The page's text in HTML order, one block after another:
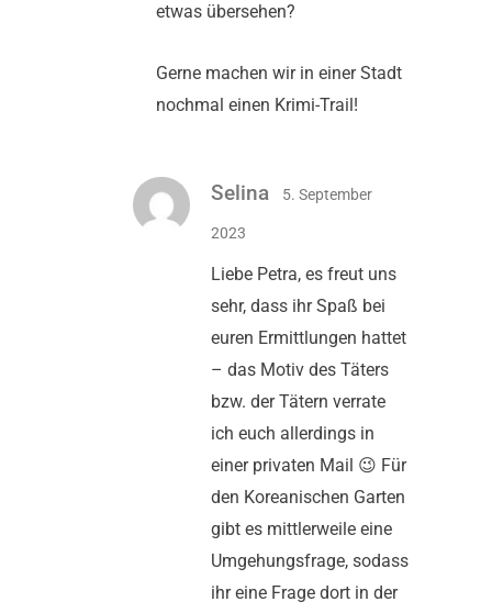
etwas übersehen?
Gerne machen wir in einer Stadt
nochmal einen Krimi-Trail!
Selina 5. September
2023
Liebe Petra, es freut uns
sehr, dass ihr Spaß bei
euren Ermittlungen hattet
– das Motiv des Täters
bzw. der Tätern verrate
ich euch allerdings in
einer privaten Mail 😉 Für
den Koreanischen Garten
gibt es mittlerweile eine
Umgehungsfrage, sodass
ihr eine Frage dort in der